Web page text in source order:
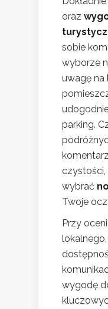
oraz
sobie
wyborze
uwagę na
parking.
czystości,
wybrać
Twoje
Przy
wygodę